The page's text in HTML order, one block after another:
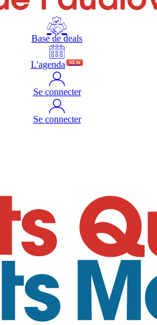
Base de deals
L'agenda NEW
Se connecter
Se connecter